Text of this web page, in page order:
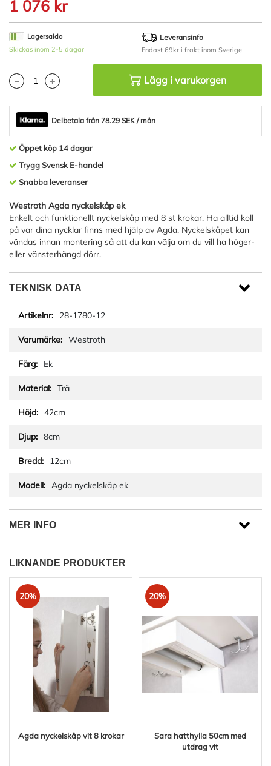
början
av
bildgalleriet
1 076 kr
Lagersaldo
Skickas inom 2-5 dagar
Leveransinfo
Endast 69kr i frakt inom Sverige
Lägg i varukorgen
Delbetala från 78.29 SEK / mån
Öppet köp 14 dagar
Trygg Svensk E-handel
Snabba leveranser
Westroth Agda nyckelskåp ek
Enkelt och funktionellt nyckelskåp med 8 st krokar. Ha alltid koll
på var dina nycklar finns med hjälp av Agda. Nyckelskåpet kan
vändas innan montering så att du kan välja om du vill ha höger-
eller vänsterhängd dörr.
TEKNISK DATA
28-1780-12
Westroth
Ek
Trä
42cm
8cm
12cm
Agda nyckelskåp ek
MER INFO
LIKNANDE PRODUKTER
20%
Agda nyckelskåp vit 8 krokar
20%
Sara hatthylla 50cm med
utdrag vit